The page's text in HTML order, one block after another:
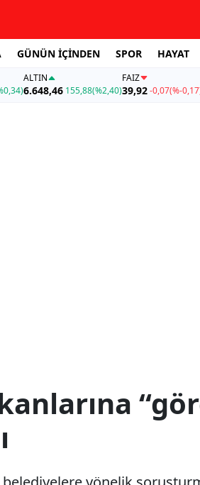
GÜNÜN İÇİNDEN SPOR HAYAT
ALTIN
6.648,46 155,88(%2,40)
FAİZ
39,92-0,07(%-